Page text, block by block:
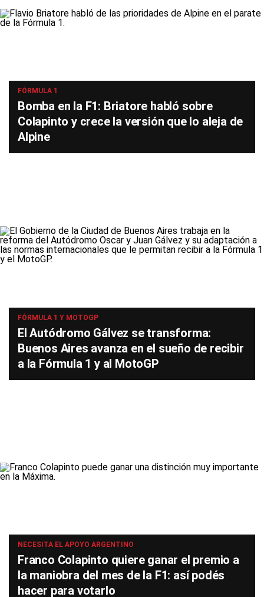
FÓRMULA 1
Bomba en la F1: Briatore habló sobre
Colapinto y crece la versión que lo aleja de
Alpine
FÓRMULA 1 Y MOTOGP
El Autódromo Gálvez se transforma:
Buenos Aires avanza en el sueño de recibir
a la Fórmula 1 y al MotoGP
NECESITA EL APOYO ARGENTINO
Franco Colapinto quiere ganar el premio a
la maniobra del mes de la F1: así podés
hacer para votarlo